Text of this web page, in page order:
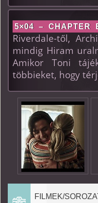
5×04 – CHAPTER
Riverdale-től,
mindig Hiram
Amikor Toni
többieket, hogy
FILMEK/